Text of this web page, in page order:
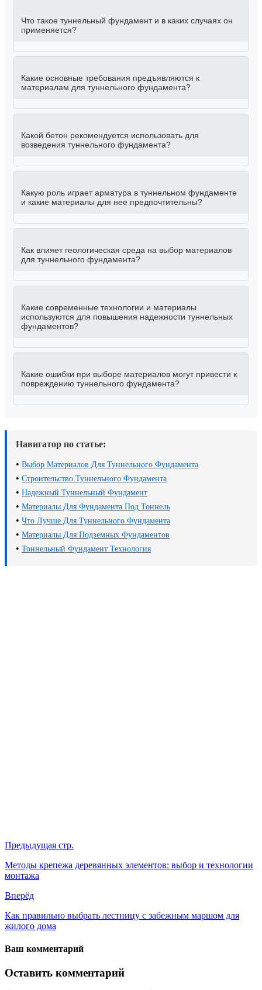
Что такое туннельный фундамент и в каких случаях он
применяется?
Какие основные требования предъявляются к
материалам для туннельного фундамента?
Какой бетон рекомендуется использовать для
возведения туннельного фундамента?
Какую роль играет арматура в туннельном фундаменте
и какие материалы для нее предпочтительны?
Как влияет геологическая среда на выбор материалов
для туннельного фундамента?
Какие современные технологии и материалы
используются для повышения надежности туннельных
фундаментов?
Какие ошибки при выборе материалов могут привести к
повреждению туннельного фундамента?
Навигатор по статье:
• Выбор Материалов Для Туннельного Фундамента
• Строительство Туннельного Фундамента
• Надежный Туннельный Фундамент
• Материалы Для Фундамента Под Тоннель
• Что Лучше Для Туннельного Фундамента
• Материалы Для Подземных Фундаментов
• Тоннельный Фундамент Технология
Предыдущая стр.
Методы крепежа деревянных элементов: выбор и технологии
монтажа
Вперёд
Как правильно выбрать лестницу с забежным маршом для
жилого дома
Ваш комментарий
Оставить комментарий